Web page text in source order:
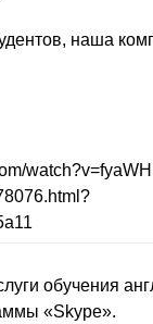
наша
/watch?v=
html ?
a11
обучения
«Skype».